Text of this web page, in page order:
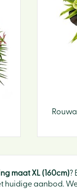
maat XL (160cm)?
aanbod.